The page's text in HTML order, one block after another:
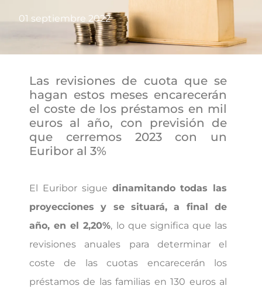
01 septiembre 2022
Las revisiones de cuota que se
hagan estos meses encarecerán
el coste de los préstamos en mil
euros al año, con previsión de
que cerremos 2023 con un
Euribor al 3%
El Euribor sigue dinamitando todas las
proyecciones y se situará, a final de
año, en el 2,20%, lo que significa que las
revisiones anuales para determinar el
coste de las cuotas encarecerán los
préstamos de las familias en 130 euros al